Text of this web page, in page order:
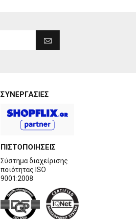
ΣΥΝΕΡΓΑΣΙΕΣ
ΠΙΣΤΟΠΟΙΗΣΕΙΣ
Σύστημα διαχείρισης
ποιότητας ISO
9001:2008